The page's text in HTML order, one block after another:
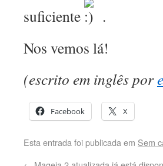
suficiente
.
Nos vemos lá!
(escrito em inglês por
Facebook X
Esta entrada foi publicada em Sem